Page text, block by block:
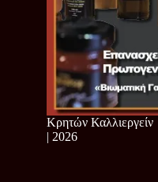
Κρητών Καλλιεργείν
| 2026